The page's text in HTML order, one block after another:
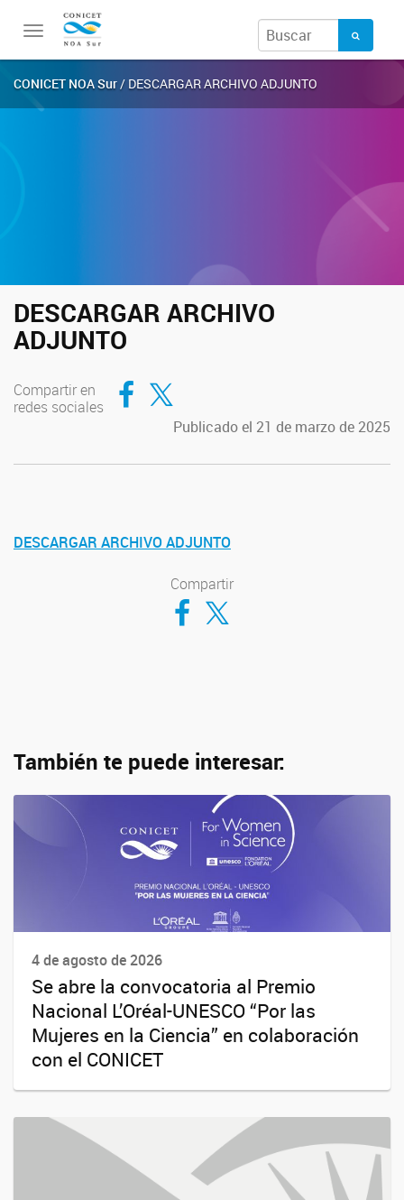
Toggle
navigation
CONICET NOA Sur/ DESCARGAR ARCHIVO ADJUNTO
DESCARGAR ARCHIVO
ADJUNTO
Compartir en
redes sociales
Compartir en Facebook
Compartir en Twitter
Publicado el 21 de marzo de 2025
DESCARGAR ARCHIVO ADJUNTO
Compartir
Compartir en Facebook
Compartir en Twitter
También te puede interesar:
4 de agosto de 2026
Se abre la convocatoria al Premio
Nacional L’Oréal-UNESCO “Por las
Mujeres en la Ciencia” en colaboración
con el CONICET